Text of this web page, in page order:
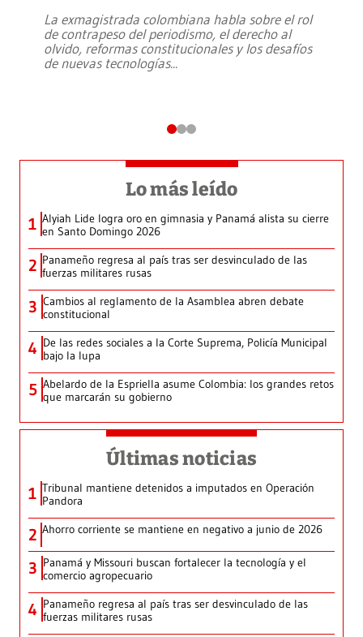
La exmagistrada colombiana habla sobre el rol
de contrapeso del periodismo, el derecho al
olvido, reformas constitucionales y los desafíos
de nuevas tecnologías...
Lo más leído
1 Alyiah Lide logra oro en gimnasia y Panamá alista su cierre
en Santo Domingo 2026
2 Panameño regresa al país tras ser desvinculado de las
fuerzas militares rusas
3 Cambios al reglamento de la Asamblea abren debate
constitucional
4 De las redes sociales a la Corte Suprema, Policía Municipal
bajo la lupa
5 Abelardo de la Espriella asume Colombia: los grandes retos
que marcarán su gobierno
Últimas noticias
1 Tribunal mantiene detenidos a imputados en Operación
Pandora
2 Ahorro corriente se mantiene en negativo a junio de 2026
3 Panamá y Missouri buscan fortalecer la tecnología y el
comercio agropecuario
4 Panameño regresa al país tras ser desvinculado de las
fuerzas militares rusas